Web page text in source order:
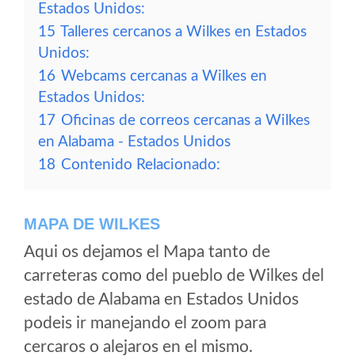
Estados Unidos:
15 Talleres cercanos a Wilkes en Estados
Unidos:
16 Webcams cercanas a Wilkes en
Estados Unidos:
17 Oficinas de correos cercanas a Wilkes
en Alabama - Estados Unidos
18 Contenido Relacionado:
MAPA DE WILKES
Aqui os dejamos el Mapa tanto de
carreteras como del pueblo de Wilkes del
estado de Alabama en Estados Unidos
podeis ir manejando el zoom para
cercaros o alejaros en el mismo.